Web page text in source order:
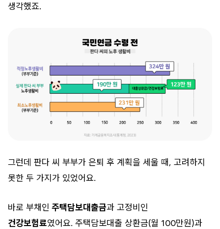
생각했죠.
그런데 판다 씨 부부가 은퇴 후 계획을 세울 때, 고려하지
못한 두 가지가 있었어요.
바로 부채인 주택담보대출금과 고정비인
건강보험료였어요. 주택담보대출 상환금(월 100만원)과